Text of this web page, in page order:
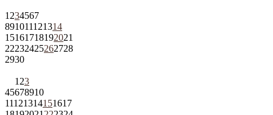
1 234567
891011121314
15161718192021
22232425262728
2930
1 23
45678910
11121314151617